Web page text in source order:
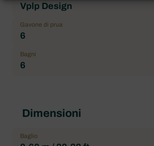
Vplp Design
Gavone di prua
6
Bagni
6
Dimensioni
Baglio